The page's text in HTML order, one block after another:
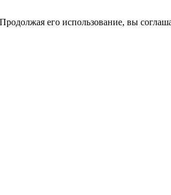
его использование, вы